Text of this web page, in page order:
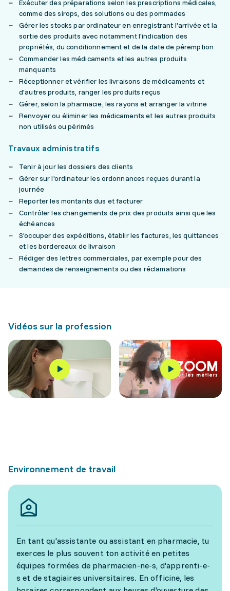
Exécuter des préparations selon les prescriptions médicales,
comme des sirops, des solutions ou des pommades
Gérer les stocks par ordinateur en enregistrant l'arrivée et la
sortie des produits avec notamment l'indication des
propriétés, du conditionnement et de la date de péremption
Commander les médicaments et les autres produits
manquants
Réceptionner et vérifier les livraisons de médicaments et
d'autres produits, ranger les produits reçus
Gérer, selon la pharmacie, les rayons et arranger la vitrine
Renvoyer ou éliminer les médicaments et les autres produits
non utilisés ou périmés
Travaux administratifs
Tenir à jour les dossiers des clients
Gérer sur l'ordinateur les ordonnances reçues durant la
journée
Reporter les montants dus et facturer
Contrôler les changements de prix des produits ainsi que les
échéances
S'occuper des expéditions, établir les factures, les quittances
et les bordereaux de livraison
Rédiger des lettres commerciales, par exemple pour des
demandes de renseignements ou des réclamations
Vidéos sur la profession
Environnement de travail
En tant qu'assistante ou assistant en pharmacie, tu
exerces le plus souvent ton activité en petites
équipes formées de pharmacien-ne-s, d'apprenti-e-
s et de stagiaires universitaires. En officine, les